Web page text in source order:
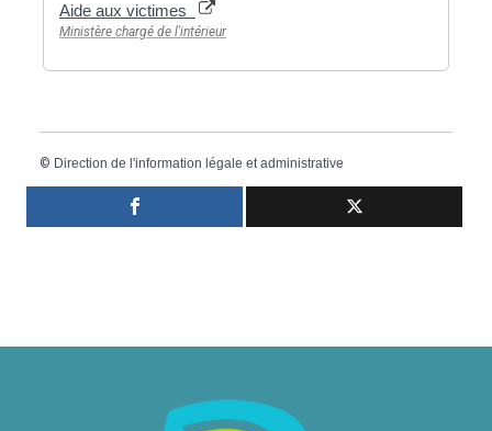
Aide aux victimes
Ministère chargé de l'intérieur
© Direction de l'information légale et administrative